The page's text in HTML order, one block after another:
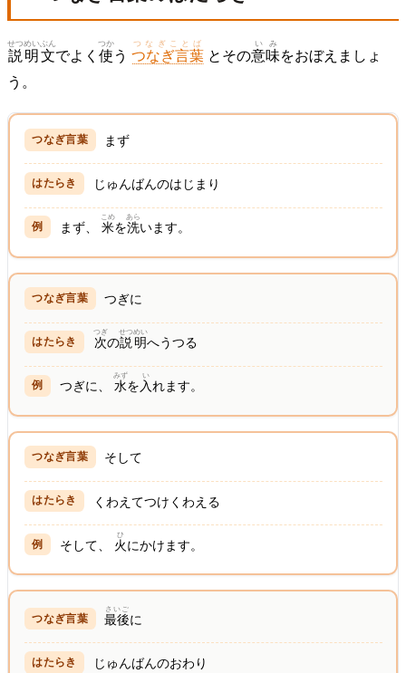
説明
せつめい
文
ぶん
でよく 使
つか
う つなぎ言葉
つなぎことば
とその意味
いみ
をおぼえましょ
う。
まず
じゅんばんのはじまり
まず、米
こめ
を洗
あら
います。
つぎに
次
つぎ
の説明
せつめい
へうつる
つぎに、水
みず
を 入
い
れます。
そして
くわえてつけくわえる
そして、 火
ひ
にかけます。
最後
さいご
に
じゅんばんのおわり